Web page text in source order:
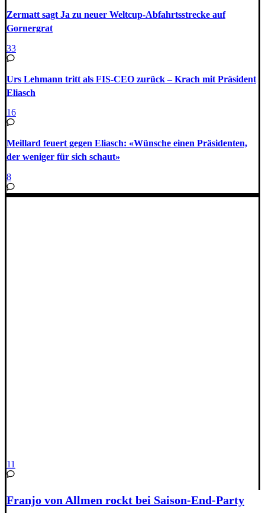
Zermatt sagt Ja zu neuer Weltcup-Abfahrtsstrecke auf
Gornergrat
33
Urs Lehmann tritt als FIS-CEO zurück – Krach mit Präsident
Eliasch
16
Meillard feuert gegen Eliasch: «Wünsche einen Präsidenten,
der weniger für sich schaut»
8
11
Franjo von Allmen rockt bei Saison-End-Party